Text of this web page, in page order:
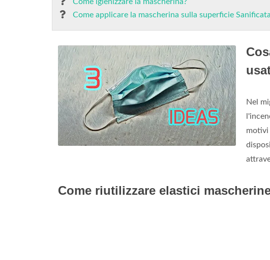
Come applicare la mascherina sulla superficie
Nel
motivi
Come riutilizzare elastici